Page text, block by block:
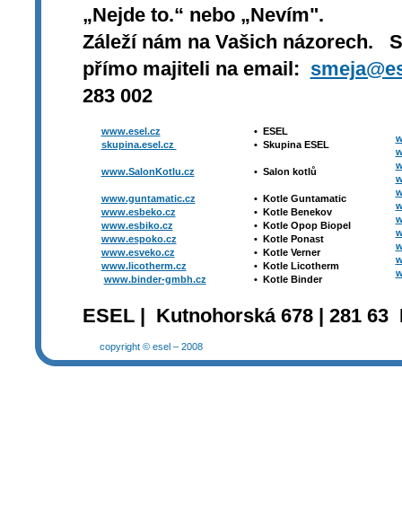
„Nejde to.“ nebo „Nevím".
Záleží nám na Vašich názorech.
přímo majiteli na email:
283 002
www.esel.cz
skupina.esel.cz
www.SalonKotlu.cz
www.guntamatic.cz
www.esbeko.cz
www.esbiko.cz
www.espoko.cz
www.esveko.cz
www.licotherm.cz
www.binder-gmbh.cz
• ESEL
• Skupina ESEL
• Salon kotlů
• Kotle Guntamatic
• Kotle Benekov
• Kotle Opop Biopel
• Kotle Ponast
• Kotle Verner
• Kotle Licotherm
• Kotle Binder
ESEL | Kutnohorská 678 | 281
copyright © esel – 2008